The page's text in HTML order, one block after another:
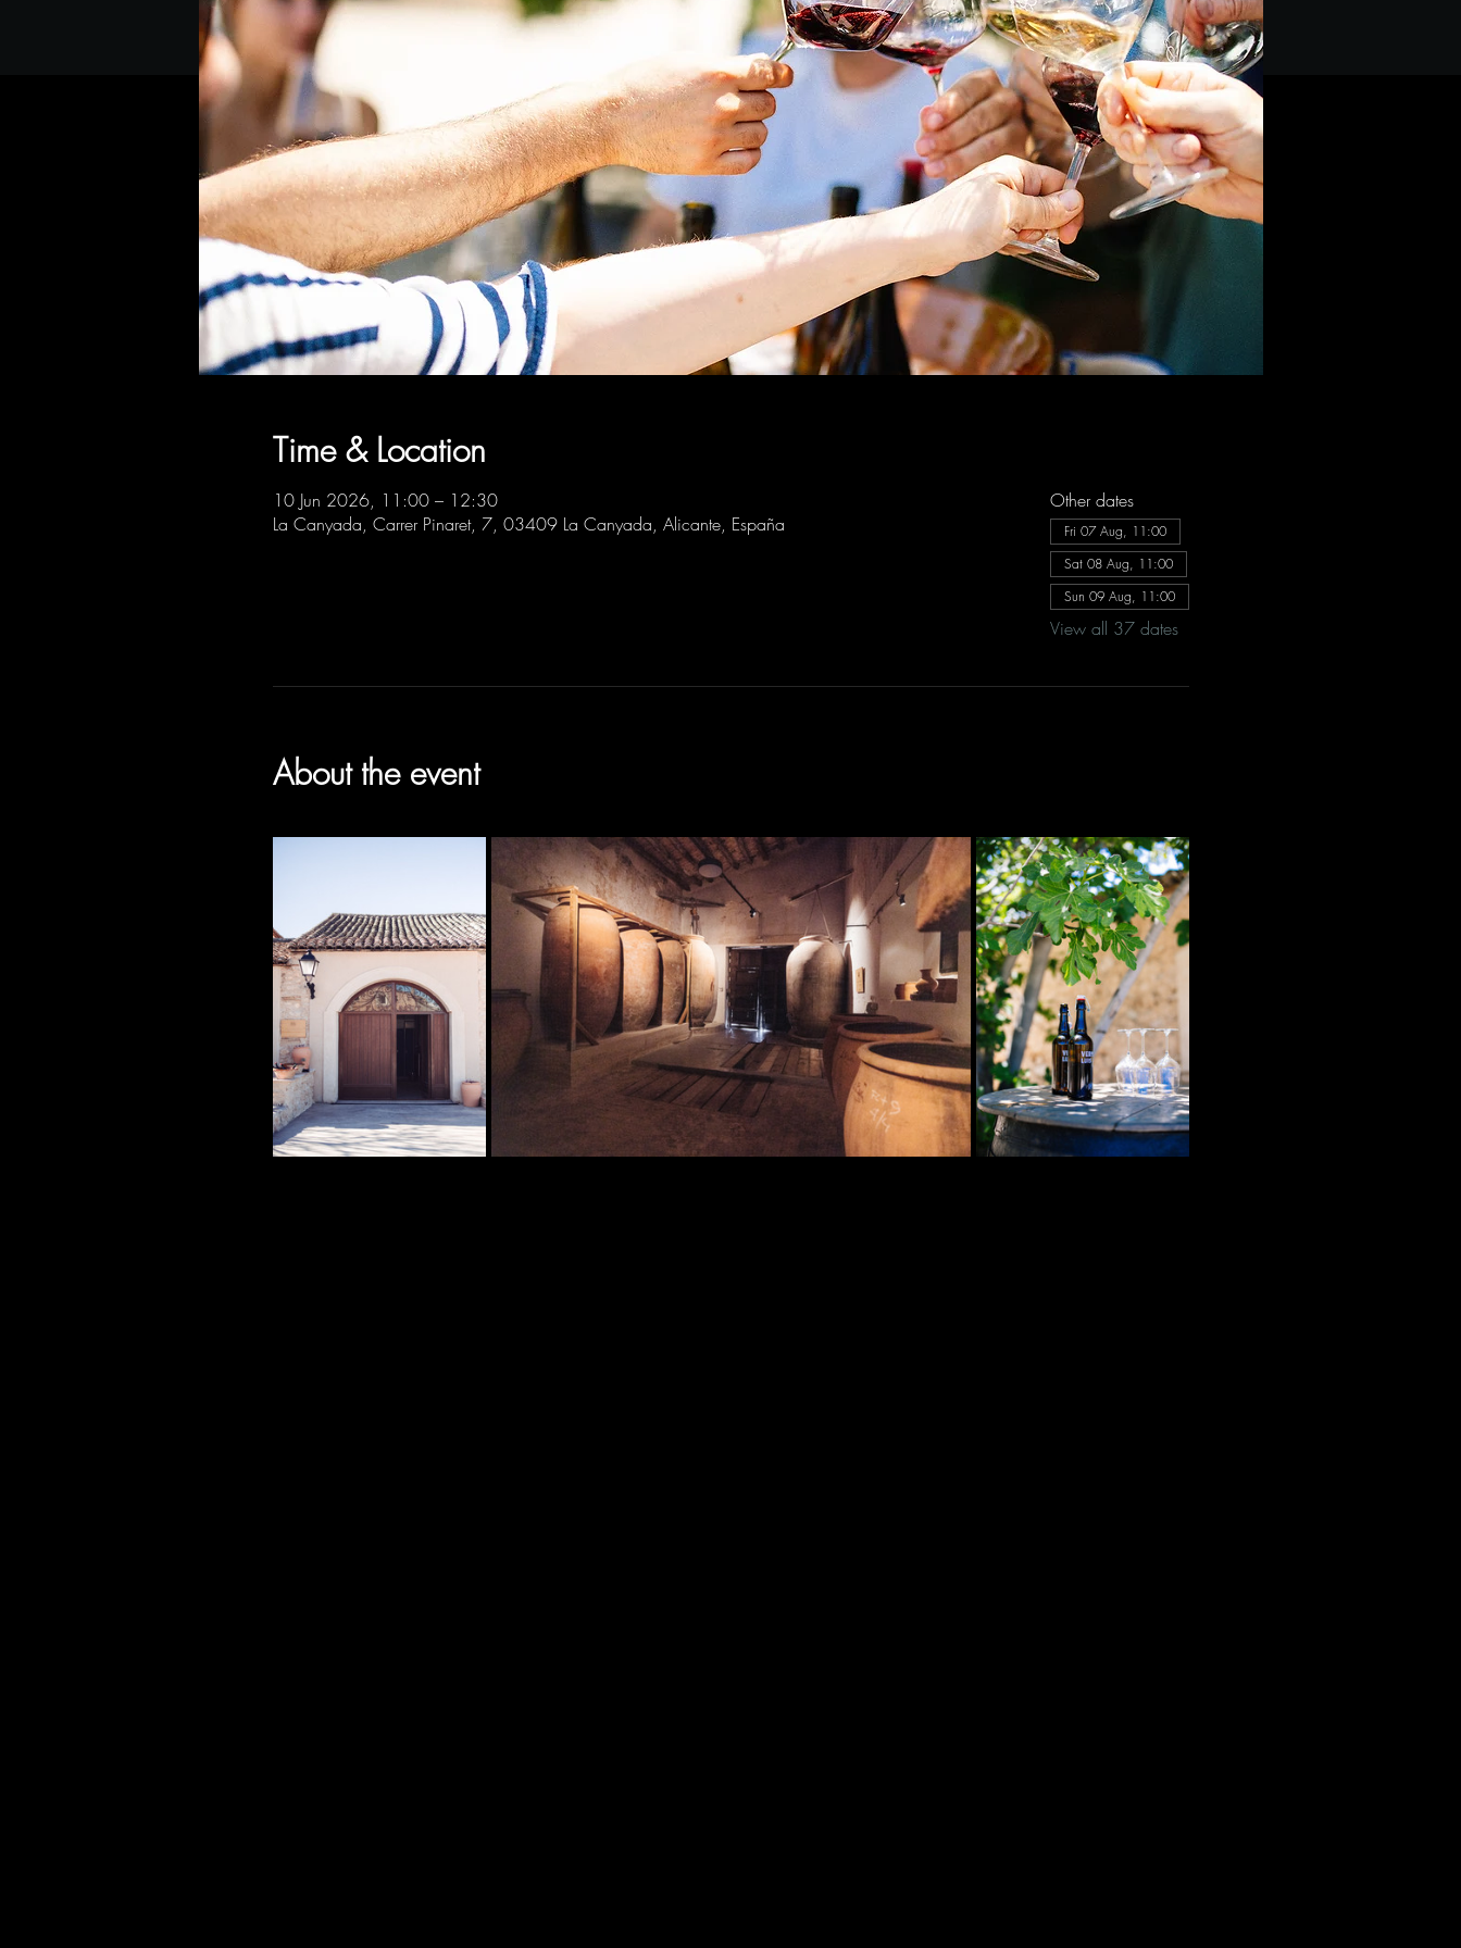
Time & Location
10 Jun 2026, 11:00 – 12:30
La Canyada, Carrer Pinaret, 7, 03409 La Canyada, Alicante, España
Other dates
Fri 07 Aug, 11:00
Sat 08 Aug, 11:00
Sun 09 Aug, 11:00
View all 37 dates
About the event